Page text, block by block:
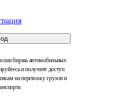
биржа автомобильных
и получите доступ
на перевозку грузов и